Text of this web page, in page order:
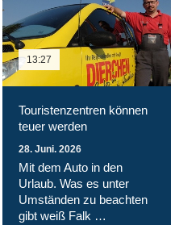
13:27
Touristenzentren können
teuer werden
28. Juni. 2026
Mit dem Auto in den
Urlaub. Was es unter
Umständen zu beachten
gibt weiß Falk …